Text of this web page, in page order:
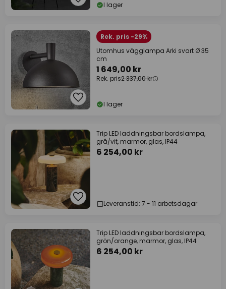
I lager
Rek. pris -29%
Utomhus vägglampa Arki svart Ø 35
cm
1 649,00 kr
Rek. pris2 337,00 kr
I lager
Trip LED laddningsbar bordslampa,
grå/vit, marmor, glas, IP44
6 254,00 kr
Leveranstid: 7 - 11 arbetsdagar
Trip LED laddningsbar bordslampa,
grön/orange, marmor, glas, IP44
6 254,00 kr